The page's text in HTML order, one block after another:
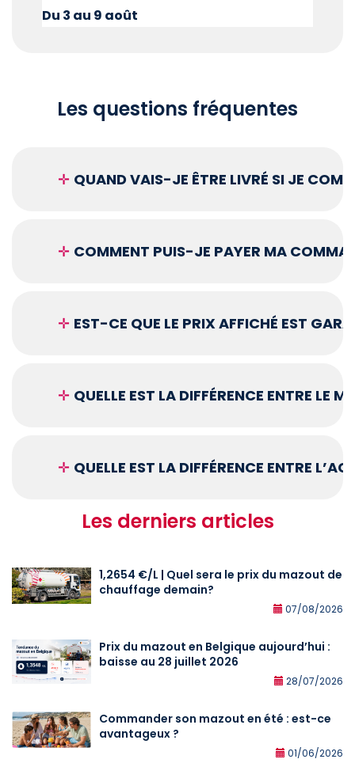
Du 3 au 9 août
Les questions fréquentes
✛ QUAND VAIS-JE ÊTRE LIVRÉ SI JE
✛ COMMENT PUIS-JE PAYER MA
✛ EST-CE QUE LE PRIX AFFICHÉ EST
✛ QUELLE EST LA DIFFÉRENCE ENTRE LE
✛ QUELLE EST LA DIFFÉRENCE ENTRE
Les derniers articles
1,2654 €/L | Quel sera le prix du mazout de
chauffage demain?
07/08/2026
Prix du mazout en Belgique aujourd’hui :
baisse au 28 juillet 2026
28/07/2026
Commander son mazout en été : est-ce
avantageux ?
01/06/2026